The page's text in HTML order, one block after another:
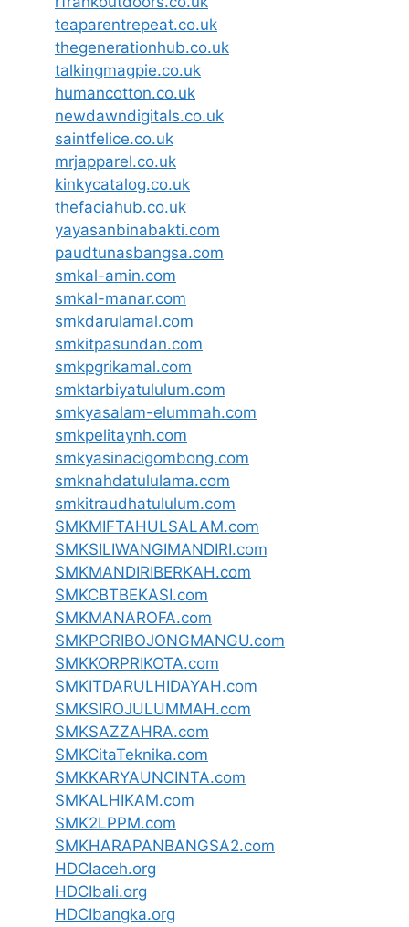
teaparentrepeat.co.uk
thegenerationhub.co.uk
talkingmagpie.co.uk
humancotton.co.uk
newdawndigitals.co.uk
saintfelice.co.uk
mrjapparel.co.uk
kinkycatalog.co.uk
thefaciahub.co.uk
yayasanbinabakti.com
paudtunasbangsa.com
smkal-amin.com
smkal-manar.com
smkdarulamal.com
smkitpasundan.com
smkpgrikamal.com
smktarbiyatululum.com
smkyasalam-elummah.com
smkpelitaynh.com
smkyasinacigombong.com
smknahdatululama.com
smkitraudhatululum.com
SMKMIFTAHULSALAM.com
SMKSILIWANGIMANDIRI.com
SMKMANDIRIBERKAH.com
SMKCBTBEKASI.com
SMKMANAROFA.com
SMKPGRIBOJONGMANGU.com
SMKKORPRIKOTA.com
SMKITDARULHIDAYAH.com
SMKSIROJULUMMAH.com
SMKSAZZAHRA.com
SMKCitaTeknika.com
SMKKARYAUNCINTA.com
SMKALHIKAM.com
SMK2LPPM.com
SMKHARAPANBANGSA2.com
HDCIaceh.org
HDCIbali.org
HDCIbangka.org